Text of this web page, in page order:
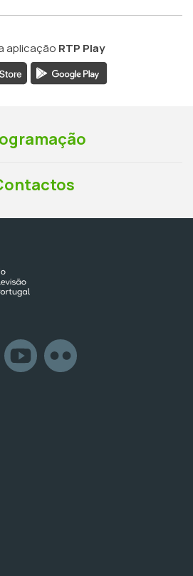
aplicação RTP Play